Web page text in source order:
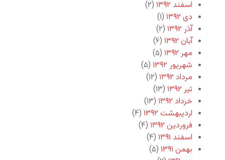
اسفند ۱۳۹۲
(۲)
دی ۱۳۹۲
(۱)
آذر ۱۳۹۲
(۲)
آبان ۱۳۹۲
(۶)
مهر ۱۳۹۲
(۵)
شهریور ۱۳۹۲
(۵)
مرداد ۱۳۹۲
(۱۲)
تیر ۱۳۹۲
(۱۳)
خرداد ۱۳۹۲
(۱۳)
اردیبهشت ۱۳۹۲
(۴)
فروردین ۱۳۹۲
(۴)
اسفند ۱۳۹۱
(۴)
بهمن ۱۳۹۱
(۵)